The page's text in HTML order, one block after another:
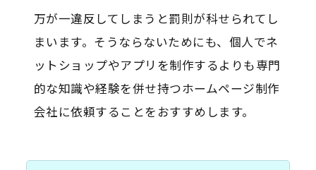
万が一違反してしまうと罰則が科せられてし
まいます。そうならないためにも、個人でネ
ットショップやアプリを制作するよりも専門
的な知識や経験を併せ持つホームページ制作
会社に依頼することをおすすめします。